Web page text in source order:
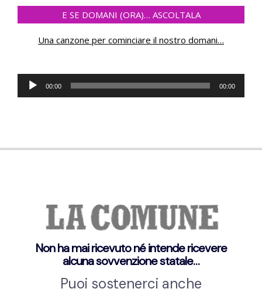
E SE DOMANI (ORA)… ASCOLTALA
Una canzone per cominciare il nostro domani…
Audio
Player
00:00 00:00
Non ha mai ricevuto né intende ricevere
alcuna sovvenzione statale…
Puoi sostenerci anche